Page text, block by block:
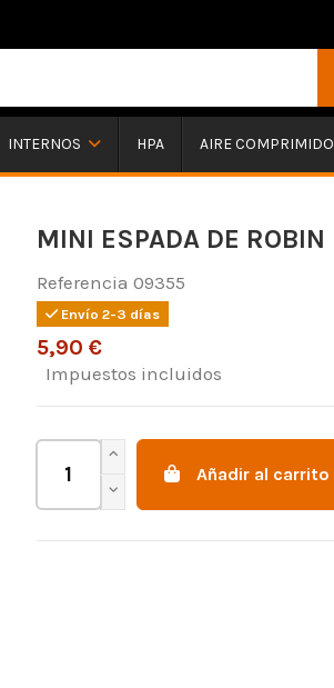
INTERNOS HPA AIRE COMPRIMIDO
MINI ESPADA DE ROBIN
Referencia 09355
Envío 2-3 días
5,90 €
Impuestos incluidos
Añadir al carrito